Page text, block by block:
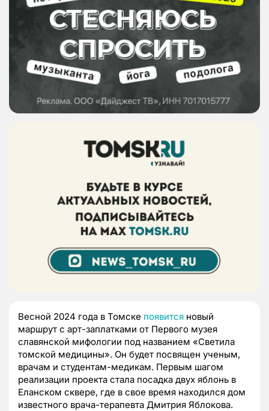
Весной 2024 года в Томске появится новый
маршрут с арт-заплатками от Первого музея
славянской мифологии под названием «Светила
томской медицины». Он будет посвящен ученым,
врачам и студентам-медикам. Первым шагом
реализации проекта стала посадка двух яблонь в
Еланском сквере, где в свое время находился дом
известного врача-терапевта Дмитрия Яблокова.